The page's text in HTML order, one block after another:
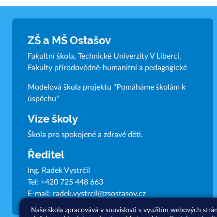
ZŠ a MŠ Ostašov
Fakultní škola, Technické Univerzity V Liberci,
Fakulty přírodovědně-humanitní a pedagogické
Modelová škola projektu "Pomáháme školám k
úspěchu"
Vize školy
Škola pro spokojené a zdravé děti.
Ředitel
Ing. Radek Vystrčil
Tel: +420 725 448 663
E-mail: radek.vystrcil@zsostasov.cz
Naše škola zpracovává v souvislosti s využitím webových